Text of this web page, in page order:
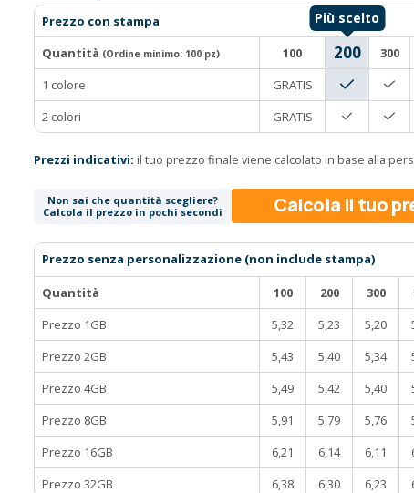
Prezzo con stampa
Quantità (Ordine minimo: 100 pz) 100 200 300
1 colore
GRATIS
2 colori
GRATIS
Prezzi indicativi: il tuo prezzo finale viene calcolato in base alla
Non sai che quantità scegliere?
Calcola il prezzo in pochi secondi
Calcola il tuo
Prezzo senza personalizzazione (non include stampa)
Quantità
100 200 300
Prezzo 1GB
5,32 5,23 5,20
Prezzo 2GB
5,43 5,40 5,34
Prezzo 4GB
5,49 5,42 5,40
Prezzo 8GB
5,91 5,79 5,76
Prezzo 16GB
6,21 6,14 6,11
Prezzo 32GB
6,38 6,30 6,23